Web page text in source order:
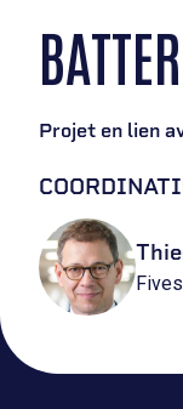
Projet en lien